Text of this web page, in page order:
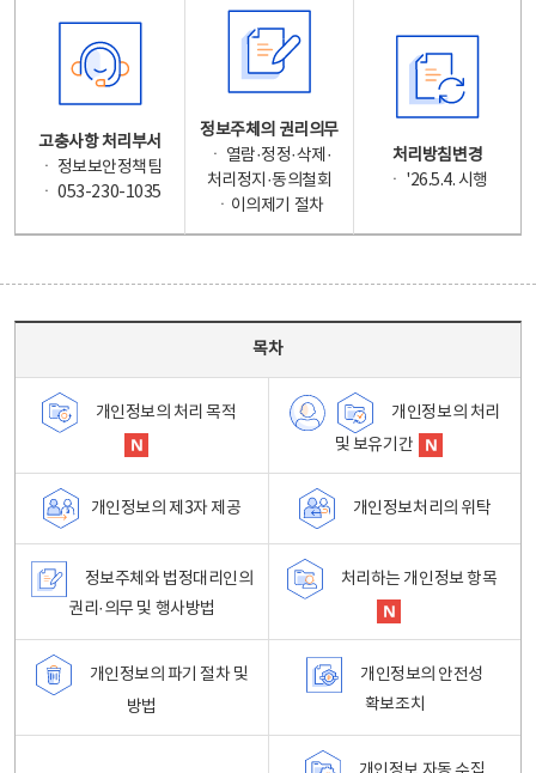
고충사항 처리부서
ㆍ 정보보안정책팀
ㆍ 053-230-1035
정보주체의 권리의무
ㆍ 열람·정정·삭제·
처리정지·동의철회
ㆍ이의제기 절차
처리방침변경
ㆍ '26.5.4. 시행
목차
개인정보의 처리 목적
개인정보의 처리
및 보유기간
개인정보의 제3자 제공 개인정보처리의 위탁
정보주체와 법정대리인의
권리·의무 및 행사방법
처리하는 개인정보 항목
개인정보의 파기 절차 및
방법
개인정보의 안전성
확보조치